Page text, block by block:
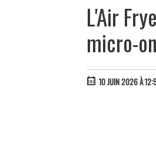
L'Air
micro-
10 JUIN 2026 À